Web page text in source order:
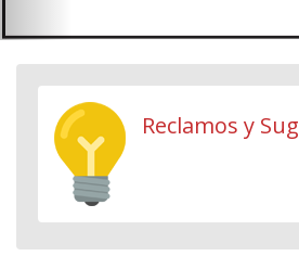
Reclamos y